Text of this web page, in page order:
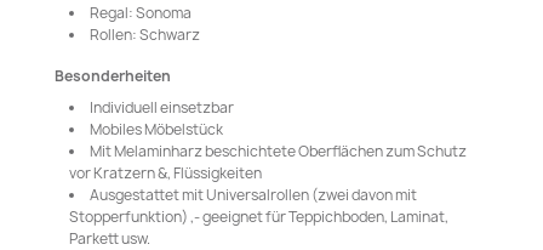
Regal: Sonoma
Rollen: Schwarz
Besonderheiten
Individuell einsetzbar
Mobiles Möbelstück
Mit Melaminharz beschichtete Oberflächen zum Schutz
vor Kratzern &, Flüssigkeiten
Ausgestattet mit Universalrollen (zwei davon mit
Stopperfunktion) ,- geeignet für Teppichboden, Laminat,
Parkett usw.